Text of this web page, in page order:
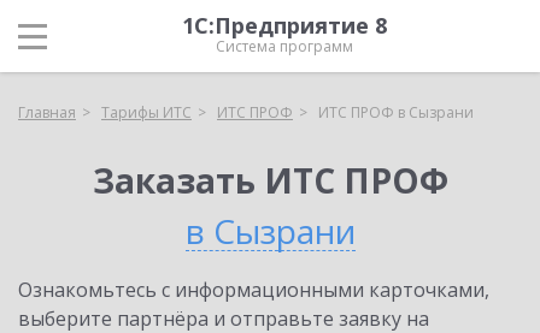
1С:Предприятие 8
Система программ
Главная Тарифы ИТС ИТС ПРОФ ИТС ПРОФ в Сызрани
Заказать ИТС ПРОФ
в Сызрани
Ознакомьтесь с информационными карточками,
выберите партнёра и отправьте заявку на